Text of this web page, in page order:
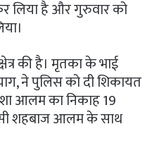
लिया है और गुरुवार को
की है। मृतका के भाई
ने पुलिस को दी शिकायत
आलम का निकाह 19
शहबाज आलम के साथ